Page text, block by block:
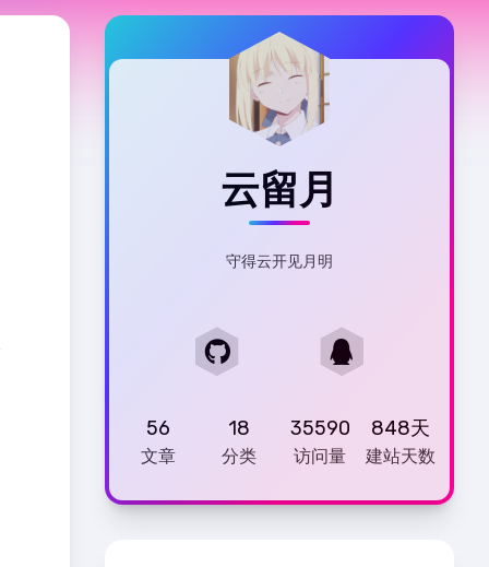
云留月
守得云开见月明
56
文章
18
分类
35590
访问量
848天
建站天数